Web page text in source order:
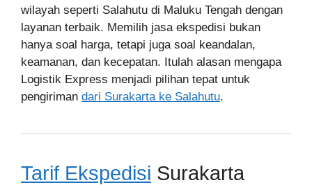
wilayah seperti Salahutu di Maluku Tengah dengan
layanan terbaik. Memilih jasa ekspedisi bukan
hanya soal harga, tetapi juga soal keandalan,
keamanan, dan kecepatan. Itulah alasan mengapa
Logistik Express menjadi pilihan tepat untuk
pengiriman dari Surakarta ke Salahutu.
Tarif Ekspedisi Surakarta